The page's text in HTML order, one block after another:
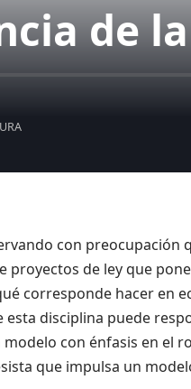
de
con preocupación
proyectos de leyque
corresponde hacer en
esta disciplina puede
con énfasis en el
que impulsa un